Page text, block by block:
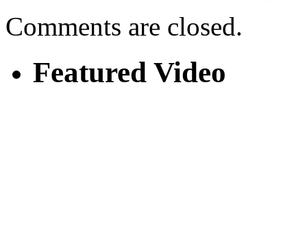
Comments are closed.
Featured Video